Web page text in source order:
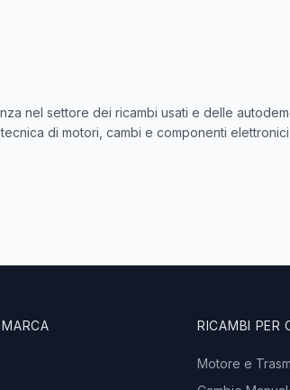
nel settore dei ricambi usati e delle
di motori, cambi e componenti
RICAMBI PER
Motore e